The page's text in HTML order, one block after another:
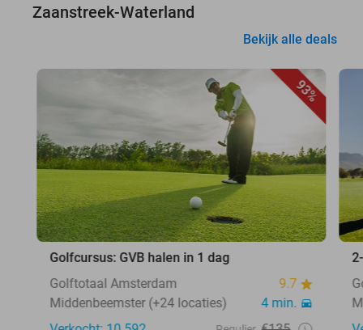
Zaanstreek-Waterland
Bekijk alle deals
93%
Golfcursus: GVB halen in 1 dag
Golftotaal Amsterdam
9.7
Middenbeemster (+24 locaties)
4 min.